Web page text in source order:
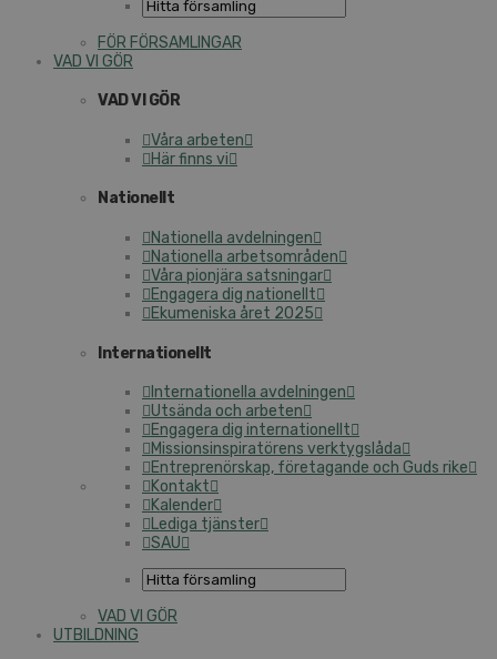
FÖR FÖRSAMLINGAR
VAD VI GÖR
VAD VI GÖR
Våra arbeten
Här finns vi
Nationellt
Nationella avdelningen
Nationella arbetsområden
Våra pionjära satsningar
Engagera dig nationellt
Ekumeniska året 2025
Internationellt
Internationella avdelningen
Utsända och arbeten
Engagera dig internationellt
Missionsinspiratörens verktygslåda
Entreprenörskap, företagande och Guds rike
Kontakt
Kalender
Lediga tjänster
SAU
VAD VI GÖR
UTBILDNING